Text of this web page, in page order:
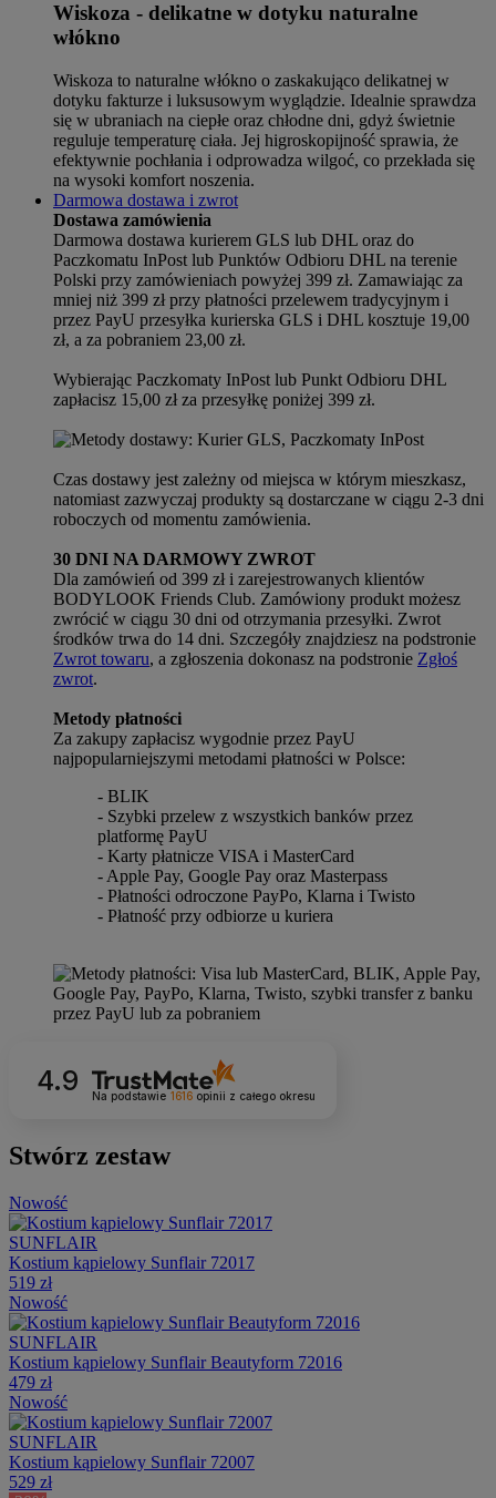
Wiskoza - delikatne w dotyku naturalne
włókno
Wiskoza to naturalne włókno o zaskakująco delikatnej w
dotyku fakturze i luksusowym wyglądzie. Idealnie sprawdza
się w ubraniach na ciepłe oraz chłodne dni, gdyż świetnie
reguluje temperaturę ciała. Jej higroskopijność sprawia, że
efektywnie pochłania i odprowadza wilgoć, co przekłada się
na wysoki komfort noszenia.
Darmowa dostawa i zwrot
Dostawa zamówienia
Darmowa dostawa kurierem GLS lub DHL oraz do
Paczkomatu InPost lub Punktów Odbioru DHL na terenie
Polski przy zamówieniach powyżej 399 zł. Zamawiając za
mniej niż 399 zł przy płatności przelewem tradycyjnym i
przez PayU przesyłka kurierska GLS i DHL kosztuje 19,00
zł, a za pobraniem 23,00 zł.
Wybierając Paczkomaty InPost lub Punkt Odbioru DHL
zapłacisz 15,00 zł za przesyłkę poniżej 399 zł.
Czas dostawy jest zależny od miejsca w którym mieszkasz,
natomiast zazwyczaj produkty są dostarczane w ciągu 2-3 dni
roboczych od momentu zamówienia.
30 DNI NA DARMOWY ZWROT
Dla zamówień od 399 zł i zarejestrowanych klientów
BODYLOOK Friends Club. Zamówiony produkt możesz
zwrócić w ciągu 30 dni od otrzymania przesyłki. Zwrot
środków trwa do 14 dni. Szczegóły znajdziesz na podstronie
Zwrot towaru, a zgłoszenia dokonasz na podstronie Zgłoś
zwrot.
Metody płatności
Za zakupy zapłacisz wygodnie przez PayU
najpopularniejszymi metodami płatności w Polsce:
- BLIK
- Szybki przelew z wszystkich banków przez
platformę PayU
- Karty płatnicze VISA i MasterCard
- Apple Pay, Google Pay oraz Masterpass
- Płatności odroczone PayPo, Klarna i Twisto
- Płatność przy odbiorze u kuriera
4.9
Na podstawie 1616opinii z całego okresu
Stwórz zestaw
Nowość
SUNFLAIR
Kostium kąpielowy Sunflair 72017
519 zł
Nowość
SUNFLAIR
Kostium kąpielowy Sunflair Beautyform 72016
479 zł
Nowość
SUNFLAIR
Kostium kąpielowy Sunflair 72007
529 zł